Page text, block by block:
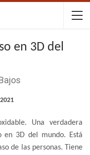
en 3D del
Una verdadera
en 3D del mundo. Está
de las personas. Tiene